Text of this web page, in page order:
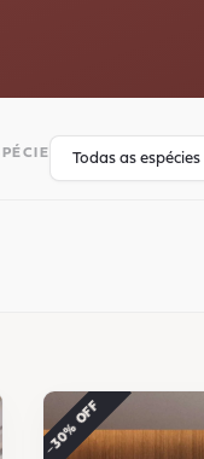
−30% OFF